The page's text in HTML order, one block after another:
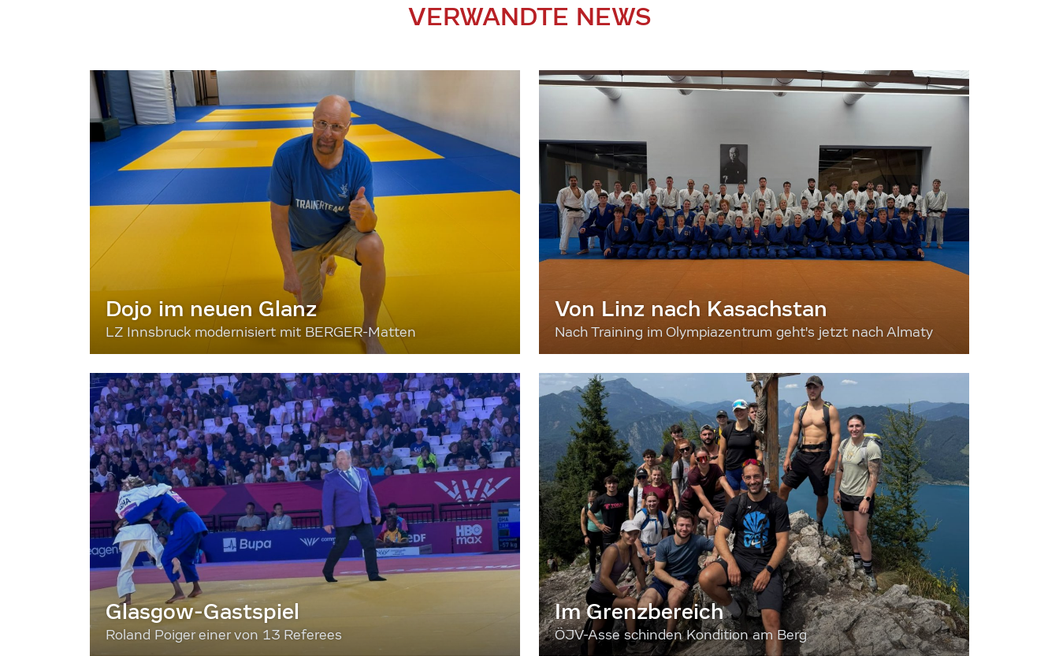
VERWANDTE NEWS
Dojo im neuen Glanz
LZ Innsbruck modernisiert mit BERGER-Matten
Von Linz nach Kasachstan
Nach Training im Olympiazentrum geht's jetzt nach Almaty
Glasgow-Gastspiel
Roland Poiger einer von 13 Referees
Im Grenzbereich
ÖJV-Asse schinden Kondition am Berg